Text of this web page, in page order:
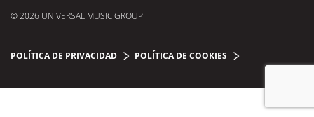
© 2026 UNIVERSAL MUSIC GROUP
POLÍTICA DE PRIVACIDAD POLÍTICA DE COOKIES